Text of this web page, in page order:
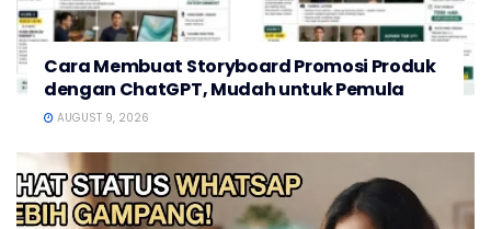
Cara Membuat Storyboard Promosi Produk
dengan ChatGPT, Mudah untuk Pemula
AUGUST 9, 2026